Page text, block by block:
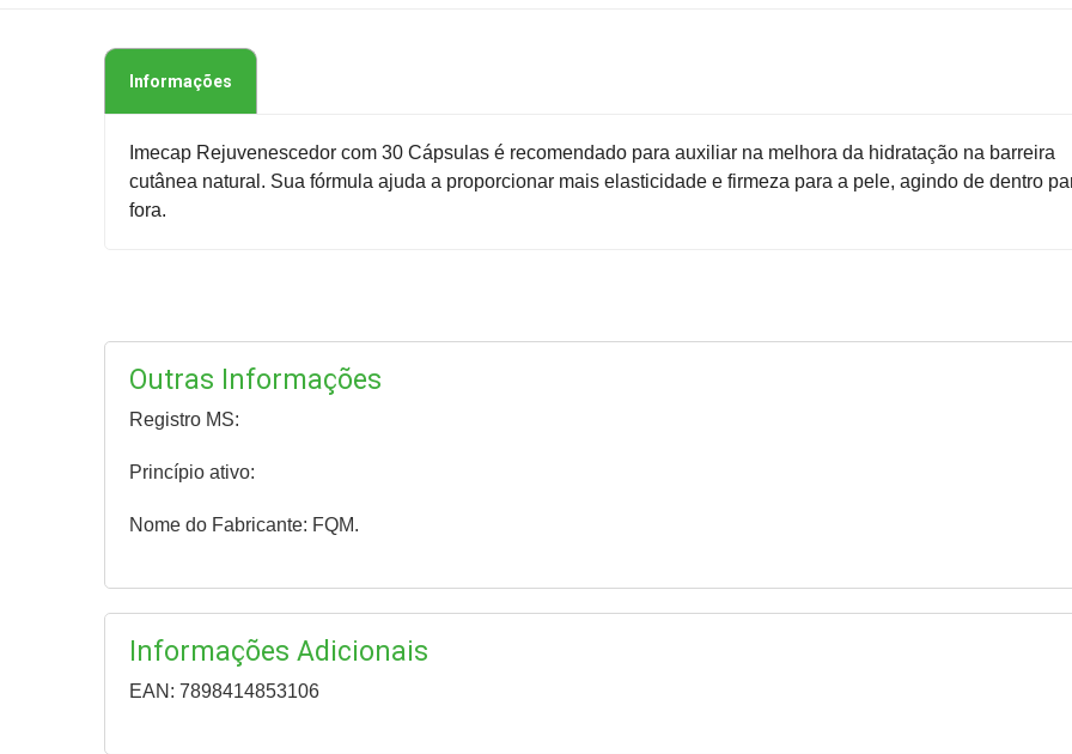
Informações
Imecap Rejuvenescedor com 30 Cápsulas é recomendado para auxiliar na melhora da hidratação na barreira
cutânea natural. Sua fórmula ajuda a proporcionar mais elasticidade e firmeza para a pele, agindo de dentro
fora.
Outras Informações
Registro MS:
Princípio ativo:
Nome do Fabricante: FQM.
Informações Adicionais
EAN: 7898414853106